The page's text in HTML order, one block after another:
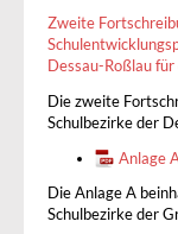
Zweite
Dessau-Roßlau
Die zweite
Schulbezirke der
Anlage
Die Anlage A
Schulbezirke der